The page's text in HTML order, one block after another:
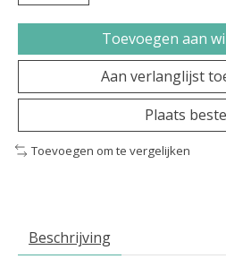
Toevoegen aan
Aan verlanglijst
Plaats
Toevoegen om te vergelijken
Beschrijving